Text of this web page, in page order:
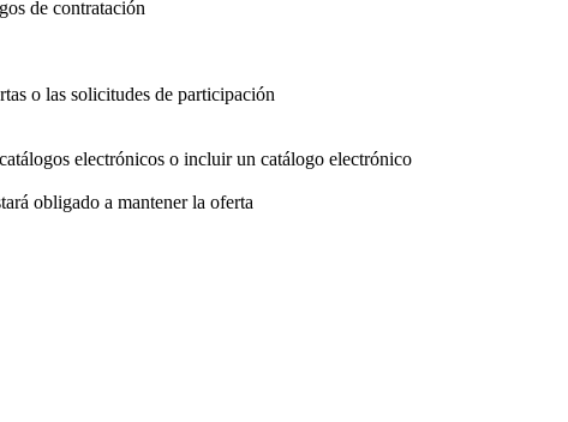
de contratación
o las solicitudes de participación
electrónicos o incluir un catálogo electrónico
obligado a mantener la oferta